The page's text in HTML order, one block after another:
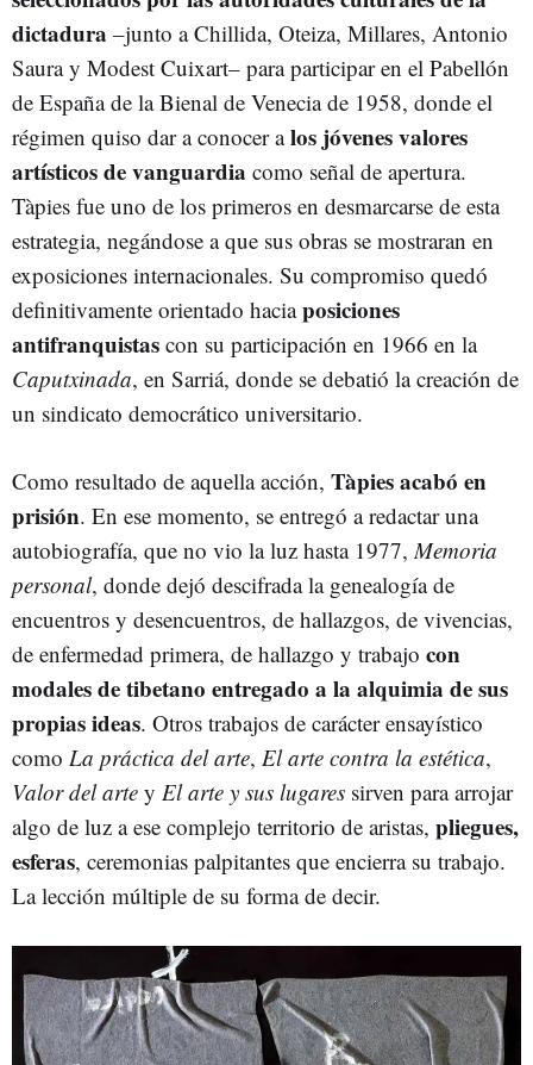
dictadura –junto a Chillida, Oteiza, Millares, Antonio
Saura y Modest Cuixart– para participar en el Pabellón
de España de la Bienal de Venecia de 1958, donde el
régimen quiso dar a conocer alos jóvenes valores
artísticos de vanguardia como señal de apertura.
Tàpies fue uno de los primeros en desmarcarse de esta
estrategia, negándose a que sus obras se mostraran en
exposiciones internacionales. Su compromiso quedó
definitivamente orientado haciaposiciones
antifranquistas con su participación en 1966 en la
Caputxinada, en Sarriá, donde se debatió la creación de
un sindicato democrático universitario.
Como resultado de aquella acción, Tàpies acabó en
prisión. En ese momento, se entregó a redactar una
autobiografía, que no vio la luz hasta 1977, Memoria
personal, donde dejó descifrada la genealogía de
encuentros y desencuentros, de hallazgos, de vivencias,
de enfermedad primera, de hallazgo y trabajo con
modales de tibetano entregado a la alquimia de sus
propias ideas. Otros trabajos de carácter ensayístico
como La práctica del arte, El arte contra la estética,
Valor del arte y El arte y sus lugares sirven para arrojar
algo de luz a ese complejo territorio de aristas, pliegues,
esferas, ceremonias palpitantes que encierra su trabajo.
La lección múltiple de su forma de decir.